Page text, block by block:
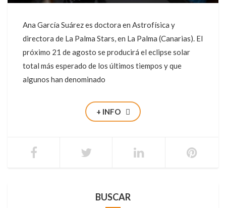
Ana García Suárez es doctora en Astrofísica y
directora de La Palma Stars, en La Palma (Canarias). El
próximo 21 de agosto se producirá el eclipse solar
total más esperado de los últimos tiempos y que
algunos han denominado
+ INFO
BUSCAR